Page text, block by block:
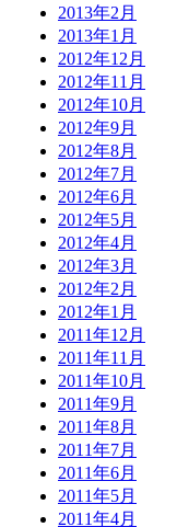
2013年2月
2013年1月
2012年12月
2012年11月
2012年10月
2012年9月
2012年8月
2012年7月
2012年6月
2012年5月
2012年4月
2012年3月
2012年2月
2012年1月
2011年12月
2011年11月
2011年10月
2011年9月
2011年8月
2011年7月
2011年6月
2011年5月
2011年4月